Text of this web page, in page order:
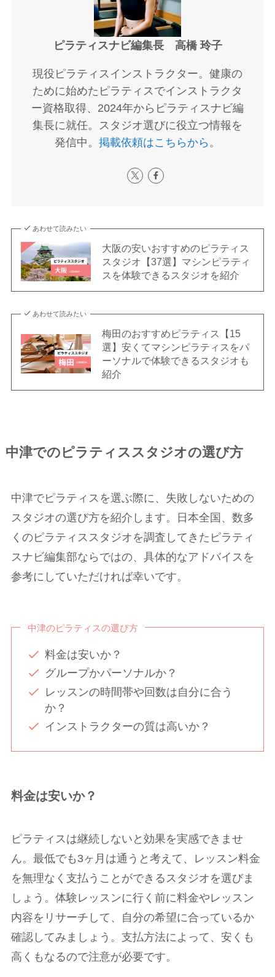
ピラティスナビ編集長 高橋 玲子
現役ピラティスインストラクター。健康の
ために始めたピラティスでインストラクタ
ー資格取得、2024年からピラティスナビ編
集長に就任。スタジオ選びに役立つ情報を
発信中。 掲載依頼はこちらから 。
あわせて読みたい
大阪の安いおすすめのピラティス
スタジオ【37選】マシンピラティ
スを体験できるスタジオを紹介
あわせて読みたい
梅田のおすすめピラティス【15
選】安くてマシンピラティスをパ
ーソナルで体験できるスタジオも
紹介
中津でのピラティススタジオの選び方
中津でピラティスを選ぶ際に、失敗しないための
スタジオの選び方を紹介します。日本全国、数多
くのピラティススタジオを調査してきたピラティ
スナビ編集部ならではの、具体的なアドバイスを
参考にしていただければ幸いです。
中津のピラティスの選び方
料金は安いか？
グループかパーソナルか？
レッスンの時間帯や回数は自分に合う
か？
インストラクターの質は高いか？
料金は安いか？
ピラティスは継続しないと効果を実感できませ
ん。最低でも3ヶ月は通うと考えて、レッスン料金
を無理なく支払うことができるスタジオを選びま
しょう。体験レッスンに行く前に料金やレッスン
内容をリサーチして、自分の希望に合っているか
確認してみましょう。支払方法によって、安くも
高くもなるので注意が必要です。